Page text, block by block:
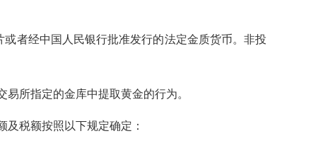
者经中国人民银行批准发行的法定金质货币。非投
所指定的金库中提取黄金的行为。
税额按照以下规定确定：